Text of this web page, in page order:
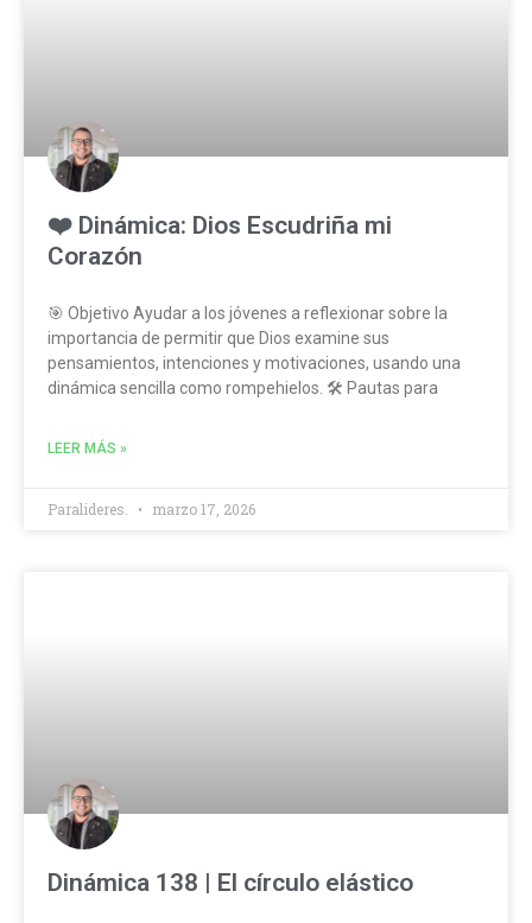
❤️ Dinámica: Dios Escudriña mi
Corazón
🎯 Objetivo Ayudar a los jóvenes a reflexionar sobre la
importancia de permitir que Dios examine sus
pensamientos, intenciones y motivaciones, usando una
dinámica sencilla como rompehielos. 🛠️ Pautas para
LEER MÁS »
Paralideres. marzo 17, 2026
Dinámica 138 | El círculo elástico